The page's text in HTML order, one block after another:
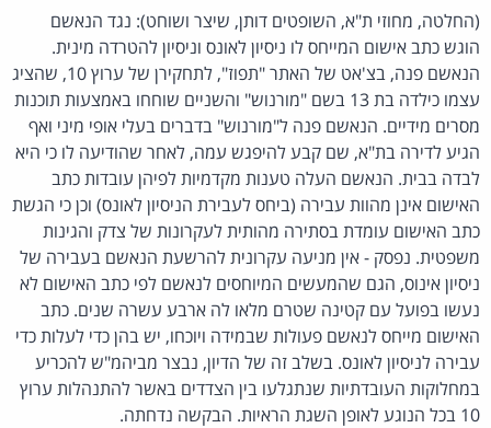
(החלטה, מחוזי ת"א, השופטים דותן, שיצר ושוחט): נגד הנאשם
הוגש כתב אישום המייחס לו ניסיון לאונס וניסיון להטרדה מינית.
הנאשם פנה, בצ'אט של האתר "תפוז", לתחקירן של ערוץ 10, שהציג
עצמו כילדה בת 13 בשם "מורנוש" והשניים שוחחו באמצעות תוכנות
מסרים מידיים. הנאשם פנה ל"מורנוש" בדברים בעלי אופי מיני ואף
הגיע לדירה בת"א, שם קבע להיפגש עמה, לאחר שהודיעה לו כי היא
לבדה בבית. הנאשם העלה טענות מקדמיות לפיהן עובדות כתב
האישום אינן מהוות עבירה (ביחס לעבירת הניסיון לאונס) וכן כי הגשת
כתב האישום עומדת בסתירה מהותית לעקרונות של צדק והגינות
משפטית. נפסק - אין מניעה עקרונית להרשעת הנאשם בעבירה של
ניסיון אינוס, הגם שהמעשים המיוחסים לנאשם לפי כתב האישום לא
נעשו בפועל עם קטינה שטרם מלאו לה ארבע עשרה שנים. כתב
האישום מייחס לנאשם פעולות שבמידה ויוכחו, יש בהן כדי לעלות כדי
עבירה לניסיון לאונס. בשלב זה של הדיון, נבצר מביהמ"ש להכריע
במחלוקות העובדתיות שנתגלעו בין הצדדים באשר להתנהלות ערוץ
10 בכל הנוגע לאופן השגת הראיות. הבקשה נדחתה.